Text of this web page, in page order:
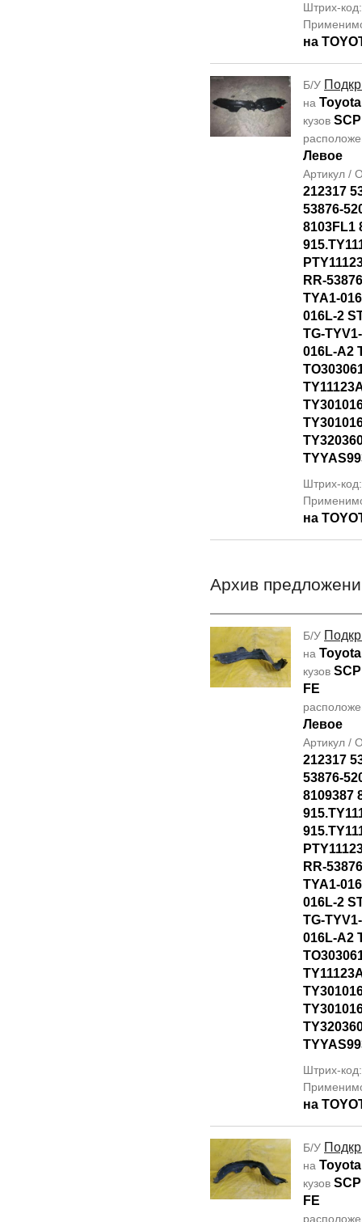
Штрих-
на
Б/У
на
кузов
Левое
Артикул /
212317
53876-
8103FL1
RR-
TYA1-
016L-2
TG-
016L-A2
Штрих-
на
Архив
Б/У
на
кузов
FE
Левое
Артикул /
212317
53876-
8109387
RR-
TYA1-
016L-2
TG-
016L-A2
Штрих-
на
Б/У
на
кузов
FE